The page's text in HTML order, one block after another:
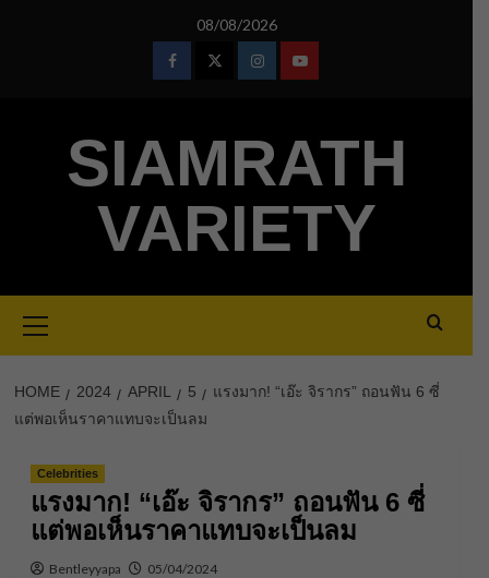
08/08/2026
FacebookTwitterInstagramYoutube
SIAMRATH
VARIETY
Menu
HOME 2024 APRIL 5
แรงมาก! “เอ๊ะ จิรากร” ถอนฟัน 6 ซี่
แต่พอเห็นราคาแทบจะเป็นลม
Celebrities
แรงมาก! “เอ๊ะ จิรากร” ถอนฟัน 6 ซี่
แต่พอเห็นราคาแทบจะเป็นลม
Bentleyyapa 05/04/2024